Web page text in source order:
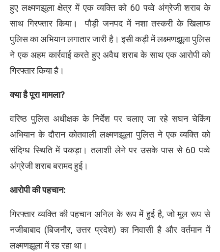
हुए लक्ष्मणझूला क्षेत्र में एक व्यक्ति को 60 पव्वे अंग्रेजी शराब के
साथ गिरफ्तार किया।पौड़ी जनपद में नशा तस्करी के खिलाफ
पुलिस का अभियान लगातार जारी है। इसी कड़ी में लक्ष्मणझूला पुलिस
ने एक अहम कार्रवाई करते हुए अवैध शराब के साथ एक आरोपी को
गिरफ्तार किया है।
क्या है पूरा मामला?
वरिष्ठ पुलिस अधीक्षक के निर्देश पर चलाए जा रहे सघन चेकिंग
अभियान के दौरान कोतवाली लक्ष्मणझूला पुलिस ने एक व्यक्ति को
संदिग्ध स्थिति में पकड़ा। तलाशी लेने पर उसके पास से 60 पव्वे
अंग्रेजी शराब बरामद हुई।
आरोपी की पहचान:
गिरफ्तार व्यक्ति की पहचान अनिल के रूप में हुई है, जो मूल रूप से
नजीबाबाद (बिजनौर, उत्तर प्रदेश) का निवासी है और वर्तमान में
लक्ष्मणझूला में रह रहा था।